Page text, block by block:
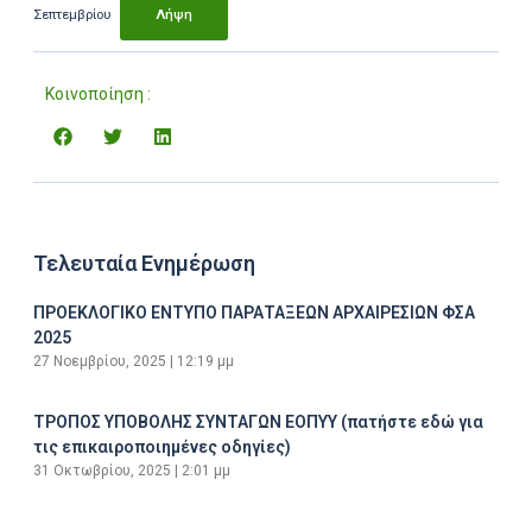
Σεπτεμβρίου
Λήψη
Κοινοποίηση :
Τελευταία Ενημέρωση
ΠΡΟΕΚΛΟΓΙΚΟ ΕΝΤΥΠΟ ΠΑΡΑΤΑΞΕΩΝ ΑΡΧΑΙΡΕΣΙΩΝ ΦΣΑ
2025
27 Νοεμβρίου, 2025 12:19 μμ
ΤΡΟΠΟΣ ΥΠΟΒΟΛΗΣ ΣΥΝΤΑΓΩΝ ΕΟΠΥΥ (πατήστε εδώ για
τις επικαιροποιημένες οδηγίες)
31 Οκτωβρίου, 2025 2:01 μμ